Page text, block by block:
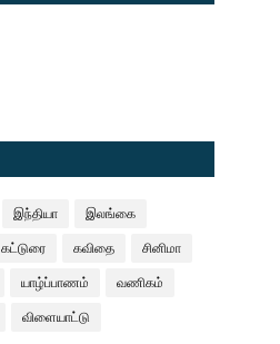
இந்தியா இலங்கை
கட்டுரை கவிதை சினிமா
யாழ்ப்பாணம் வணிகம்
விளையாட்டு